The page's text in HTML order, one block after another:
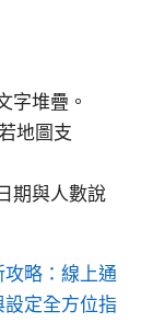
字堆疊。
地圖支
期與人數說
略：線上通
定全方位指